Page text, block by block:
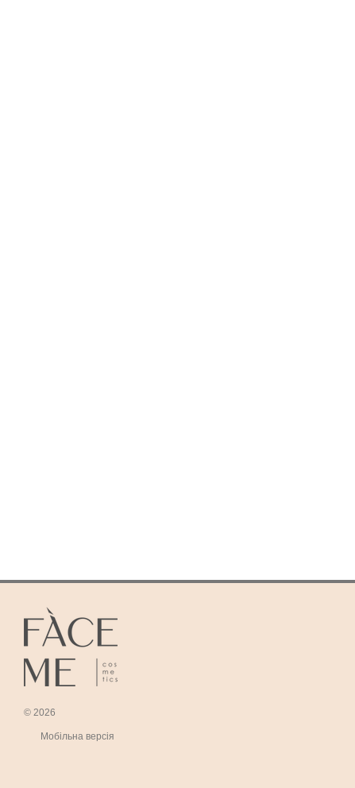
© 2026
Мобільна версія